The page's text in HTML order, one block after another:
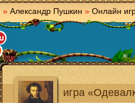
» Александр Пушкин » Онлайн
игра